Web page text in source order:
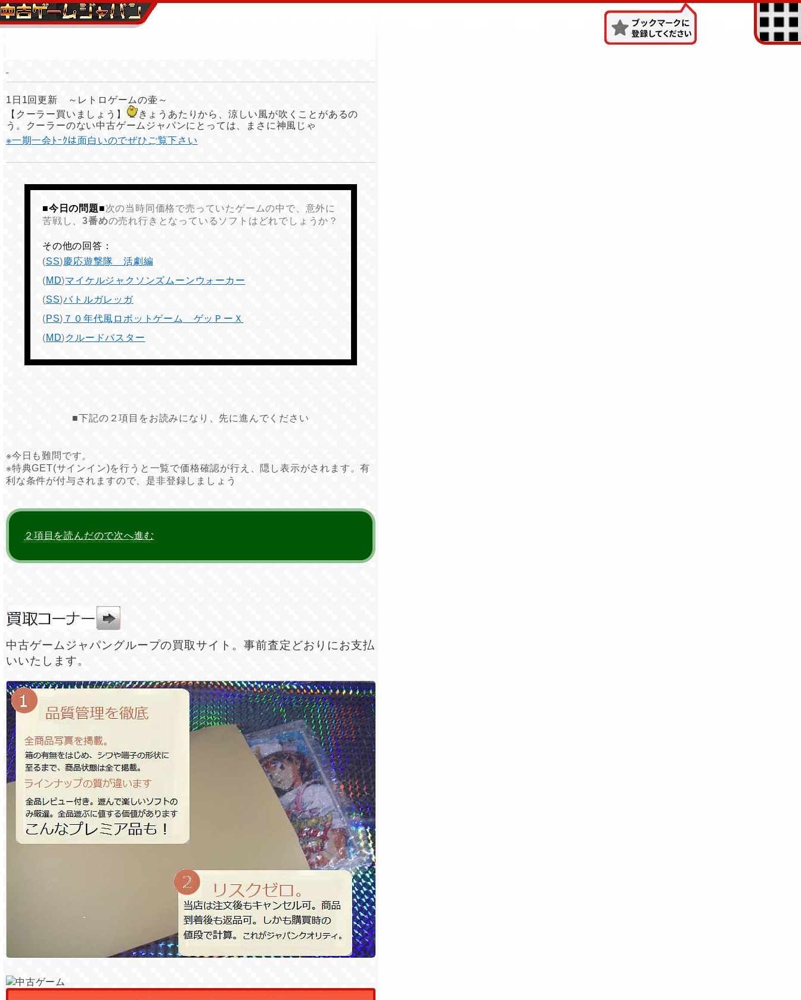
1日1回更新 ～レトロゲームの壷～
【クーラー買いましょう】
きょうあたりから、涼しい風が吹くことがあるの
う。クーラーのない中古ゲームジャパンにとっては、まさに神風じゃ
※一期一会ﾄｰｸは面白いのでぜひご覧下さい
■今日の問題■次の当時同価格で売っていたゲームの中で、意外に
苦戦し、3番めの売れ行きとなっているソフトはどれでしょうか？
その他の回答：
(SS)慶応遊撃隊 活劇編
(MD)マイケルジャクソンズムーンウォーカー
(SS)バトルガレッガ
(PS) ７０年代風ロボットゲーム ゲッＰーＸ
(MD)クルードバスター
■下記の２項目をお読みになり、先に進んでください
※今日も難問です。
※特典GET(サインイン)を行うと一覧で価格確認が行え、隠し表示がされます。有
利な条件が付与されますので、是非登録しましょう
２項目を読んだので次へ進む
中古ゲームジャパングループの買取サイト。事前査定どおりにお支払
いいたします。